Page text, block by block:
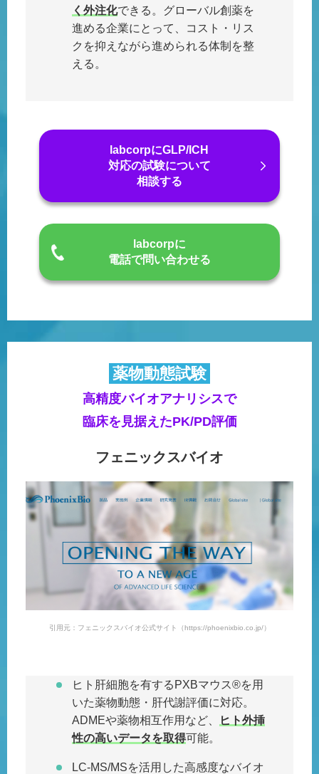
く外注化できる。グローバル創薬を
進める企業にとって、コスト・リス
クを抑えながら進められる体制を整
える。
labcorpにGLP/ICH
対応の試験について
相談する
labcorpに
電話で問い合わせる
薬物動態試験
高精度バイオアナリシスで
臨床を見据えたPK/PD評価
フェニックスバイオ
引用元：フェニックスバイオ公式サイト（https://phoenixbio.co.jp/）
ヒト肝細胞を有するPXBマウス®を用
いた薬物動態・肝代謝評価に対応。
ADMEや薬物相互作用など、
ヒト外挿
性の高いデータを取得可能。
LC-MS/MSを活用した高感度なバイオ